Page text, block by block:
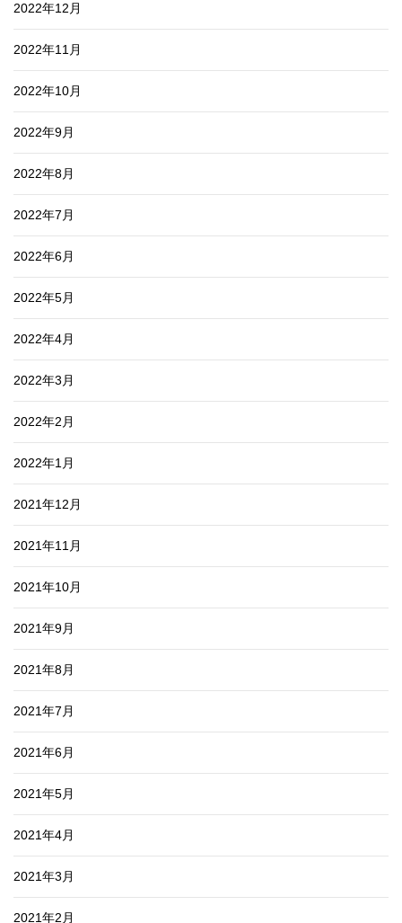
2022年12月
2022年11月
2022年10月
2022年9月
2022年8月
2022年7月
2022年6月
2022年5月
2022年4月
2022年3月
2022年2月
2022年1月
2021年12月
2021年11月
2021年10月
2021年9月
2021年8月
2021年7月
2021年6月
2021年5月
2021年4月
2021年3月
2021年2月